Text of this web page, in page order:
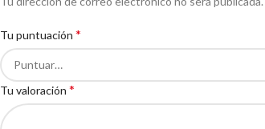
Tu puntuación *
Tu valoración *